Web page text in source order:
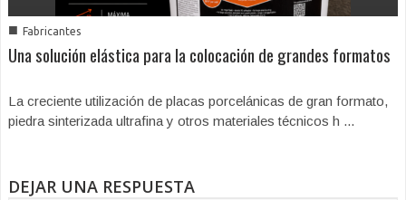
■ Fabricantes
Una solución elástica para la colocación de grandes formatos
La creciente utilización de placas porcelánicas de gran formato,
piedra sinterizada ultrafina y otros materiales técnicos h ...
DEJAR UNA RESPUESTA